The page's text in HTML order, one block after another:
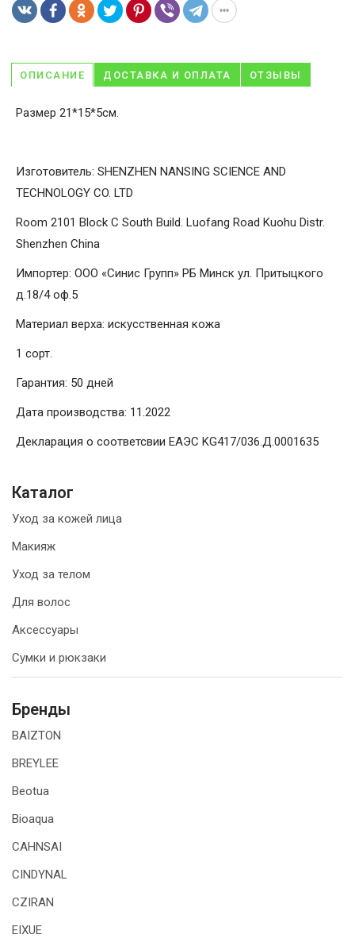
ОПИСАНИЕ ДОСТАВКА И ОПЛАТА ОТЗЫВЫ
Размер 21*15*5см.
Изготовитель: SHENZHEN NANSING SCIENCE AND
TECHNOLOGY CO. LTD
Room 2101 Block C South Build. Luofang Road Kuohu Distr.
Shenzhen China
Импортер: ООО «Синис Групп» РБ Минск ул. Притыцкого
д.18/4 оф.5
Материал верха: искусственная кожа
1 сорт.
Гарантия: 50 дней
Дата производства: 11.2022
Декларация о соответсвии ЕАЭС KG417/036.Д.0001635
Каталог
Уход за кожей лица
Макияж
Уход за телом
Для волос
Аксессуары
Сумки и рюкзаки
Бренды
BAIZTON
BREYLEE
Beotua
Bioaqua
CAHNSAI
CINDYNAL
CZIRAN
EIXUE